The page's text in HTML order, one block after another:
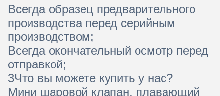
Всегда образец предварительного
производства перед серийным
производством;
Всегда окончательный осмотр перед
отправкой;
3Что вы можете купить у нас?
Мини шаровой клапан, плавающий